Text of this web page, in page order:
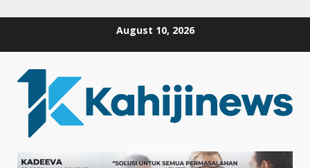
August 10, 2026